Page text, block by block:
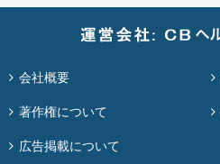
会社概要
著作権について
広告掲載について